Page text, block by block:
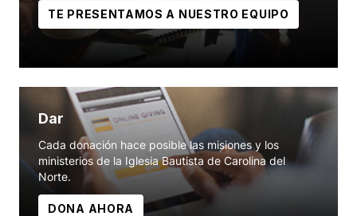
TE PRESENTAMOS A NUESTRO EQUIPO
Dar
Cada donación hace posible las misiones y los
ministerios de la Iglesia Bautista de Carolina del
Norte.
DONA AHORA